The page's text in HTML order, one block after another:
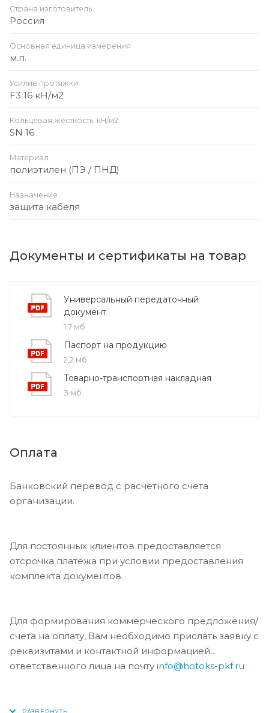
Страна изготовитель
Россия
Основная единица измерения
м.п.
Усилие протяжки
F3 16 кН/м2
Кольцевая жесткость, кН/м2
SN 16
Материал
полиэтилен (ПЭ / ПНД)
Назначение
защита кабеля
Документы и сертификаты на товар
Универсальный передаточный
документ
1,7 мб
Паспорт на продукцию
2,2 мб
Товарно-транспортная накладная
3 мб
Оплата
Банковский перевод с расчётного счёта
организации.
Для постоянных клиентов предоставляется
отсрочка платежа при условии предоставления
комплекта документов.
Для формирования коммерческого предложения/
счета на оплату, Вам необходимо прислать заявку с
реквизитами и контактной информацией
ответственного лица на почту info@hotoks-pkf.ru